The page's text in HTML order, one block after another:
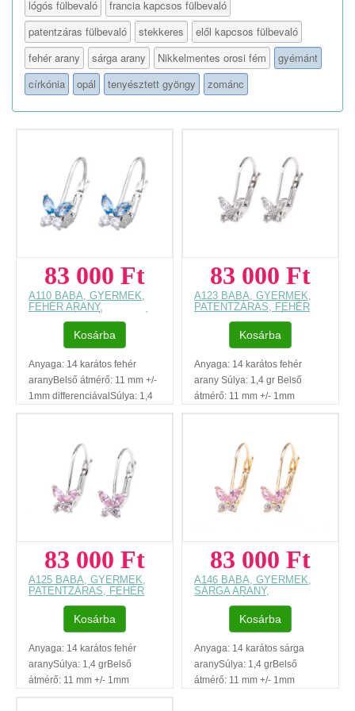
lógós fülbevaló
francia kapcsos fülbevaló
patentzáras fülbevaló
stekkeres
elől kapcsos fülbevaló
fehér arany
sárga arany Nikkelmentes orosi fém
gyémánt
církónia
opál tenyésztett gyöngy zománc
83 000 Ft
A110 BABA, GYERMEK,
FEHÉR ARANY,
Kosárba
Anyaga: 14 karátos fehér
aranyBelső átmérő: 11 mm +/-
1mm differenciávalSúlya: 1,4
mmSzállítási határidő: GLS 5-
8 munkanapRegisztráció
nélküli vásárlásAjándék
díszdobozAz ár, egy pár
fülbevalóra
tudnivalók: www.fulcimpalyukasztas.hu A
vásárlást segítő, további
hasznos tudnivalókról
83 000 Ft
A123 BABA, GYERMEK,
PATENTZÁRAS, FEHÉR
FÜLBEVALÓKosárba
Anyaga: 14 karátos fehér
arany Súlya: 1,4 gr Belső
átmérő: 11 mm +/- 1mm
6x6 mmSzállítási határidő:
8 munkanapRegisztráció
nélküli vásárlásAjándék
díszdobozAz ár, egy pár
kapcsolatos egyéb
tudnivalók:
vásárlást segítő, további
...
83 000 Ft
A125 BABA, GYERMEK,
PATENTZÁRAS, FEHÉR
FÜLBEVALÓKosárba
Anyaga: 14 karátos fehér
aranySúlya: 1,4 grBelső
átmérő: 11 mm +/- 1mm
83 000 Ft
A146 BABA, GYERMEK,
SÁRGA ARANY,
PILLANGÓS FÜLBEVALÓ
Kosárba
Anyaga: 14 karátos sárga
aranySúlya: 1,4 grBelső
átmérő: 11 mm +/- 1mm